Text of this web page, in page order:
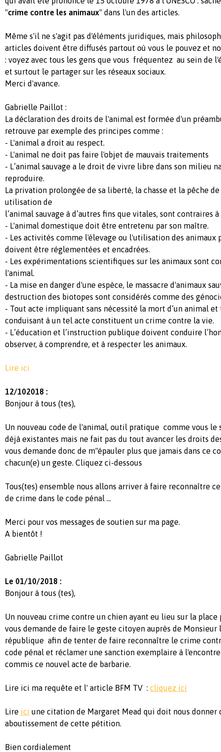
"crime contre les animaux" dans l'un des articles.
Même s'il ne s'agit pas d'éléments juridiques, mais
articles doivent être diffusés partout où vous le pouvez et
: voyez avec tous les gens que vous fréquentez au sein de
et surtout le partager sur les réseaux sociaux.
Merci d'avance.
Gabrielle Paillot :
La déclaration des droits de l'animal est formée d'un
retrouve par exemple des principes comme :
- L'animal a droit au respect.
- L'animal ne doit pas faire l'objet de mauvais traitements
- L’animal sauvage a le droit de vivre libre dans son milieu
reproduire.
La privation prolongée de sa liberté, la chasse et la pêche
utilisation de
l’animal sauvage à d’autres fins que vitales, sont contraires
- L'animal domestique doit être entretenu par son maître.
- Les activités comme l'élevage ou l'utilisation des animaux
doivent être réglementées et encadrées.
- Les expérimentations scientifiques sur les animaux sont
l'animal.
- La mise en danger d'une espèce, le massacre d'animaux
destruction des biotopes sont considérés comme des
- Tout acte impliquant sans nécessité la mort d’un animal
conduisant à un tel acte constituent un crime contre la vie.
- L’éducation et l’instruction publique doivent conduire
observer, à comprendre, et à respecter les animaux.
Lire ici
12/102018 :
Bonjour à tous (tes),
Un nouveau code de l'animal, outil pratique comme vous le
déjà existantes mais ne fait pas du tout avancer les droits
vous demande donc de m"épauler plus que jamais dans ce
chacun(e) un geste. Cliquez ci-dessous
Tous(tes) ensemble nous allons arriver à faire reconnaître
de crime dans le code pénal ...
Merci pour vos messages de soutien sur ma page.
A bientôt !
Gabrielle Paillot
Le 01/10/2018 :
Bonjour à tous (tes),
Un nouveau crime contre un chien ayant eu lieu sur la place
vous demande de faire le geste citoyen auprès de Monsieur
république afin de tenter de faire reconnaître le crime
code pénal et réclamer une sanction exemplaire à
commis ce nouvel acte de barbarie.
Lire ici ma requête et l' article BFM TV : cliquez ici
Lire ici une citation de Margaret Mead qui doit nous donner
aboutissement de cette pétition.
Bien cordialement